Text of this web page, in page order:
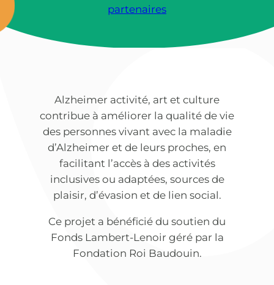
partenaires
Alzheimer activité, art et culture
contribue à améliorer la qualité de vie
des personnes vivant avec la maladie
d’Alzheimer et de leurs proches, en
facilitant l’accès à des activités
inclusives ou adaptées, sources de
plaisir, d’évasion et de lien social.
Ce projet a bénéficié du soutien du
Fonds Lambert-Lenoir géré par la
Fondation Roi Baudouin.